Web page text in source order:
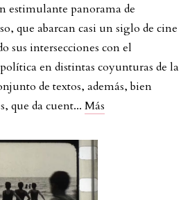
estimulante panorama de
que abarcan casi un siglo de cine
sus intersecciones con el
en distintas coyunturas de la
de textos, además, bien
que da cuent... Más